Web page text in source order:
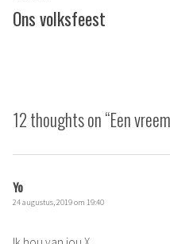
post:
Ons volksfeest
12 thoughts on “Een
Yo
24 augustus, 2019 om 19:40